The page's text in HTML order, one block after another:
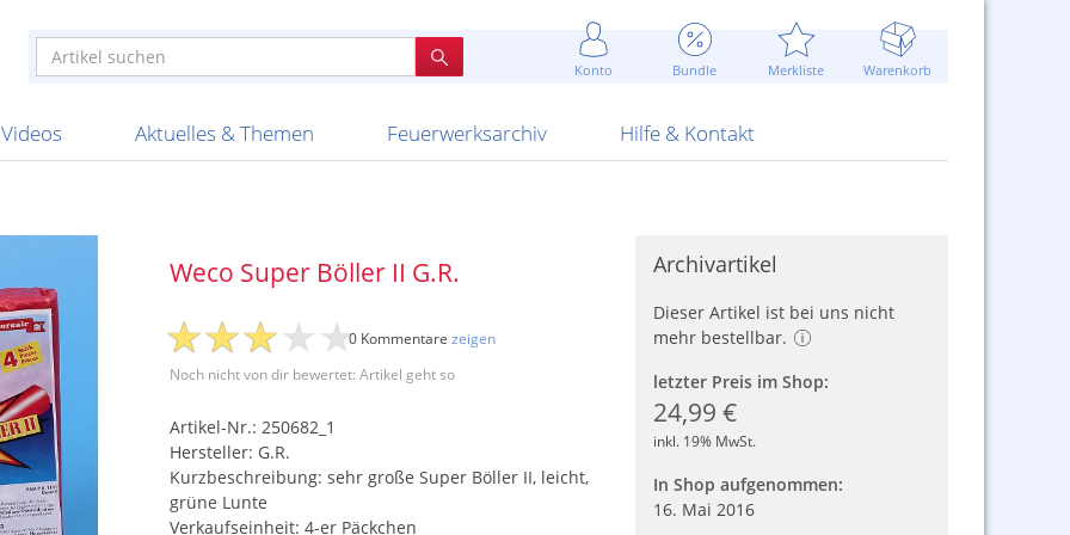
Konto Bundle Merkliste Warenkorb
Schallerzeuger P1
Feuerwerk T1
Schachteln und Attrappen
Streich- und Bengalhölzer
Blitzschnell...
Sommerpreise u.v.m.
Videos
Knallkörper
Batterien
Aktuelles & Themen
Ladenverkauf 2024
20 Jahre Feuerwerksvitrine
Ausnahmegenehmigung
Sammlertreffen
Feuerwerksarchiv
Fireworks Apel Feuerwerk Argento Feuerwerk ARS Pirotecnia
BKV Vuurwerk Bothmer Pyrotechnik
Hilfe & Kontakt
Bestellschluss
Altersnachweis
Versanddienste
Gewerbetreibende
Kontaktformular
AGB
Weco Super Böller II G.R.
Noch nicht von dir bewertet: Artikel geht so
0 Kommentare zeigen
Artikel-Nr.: 250682_1
Hersteller: G.R.
Kurzbeschreibung: sehr große Super Böller II, leicht,
grüne Lunte
Verkaufseinheit: 4-er Päckchen
Archivartikel
Dieser Artikel ist bei uns nicht
mehr bestellbar.
letzter Preis im Shop:
24,99 €
inkl. 19% MwSt.
In Shop aufgenommen:
16. Mai 2016